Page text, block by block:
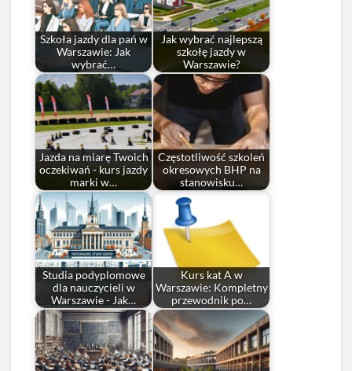
Szkoła jazdy dla pań w
Warszawie: Jak
wybrać…
Jak wybrać najlepszą
szkołę jazdy w
Warszawie?
Jazda na miarę Twoich
oczekiwań - kurs jazdy
marki w…
Częstotliwość szkoleń
okresowych BHP na
stanowisku…
Studia podyplomowe
dla nauczycieli w
Warszawie - Jak…
Kurs kat A w
Warszawie: Kompletny
przewodnik po…